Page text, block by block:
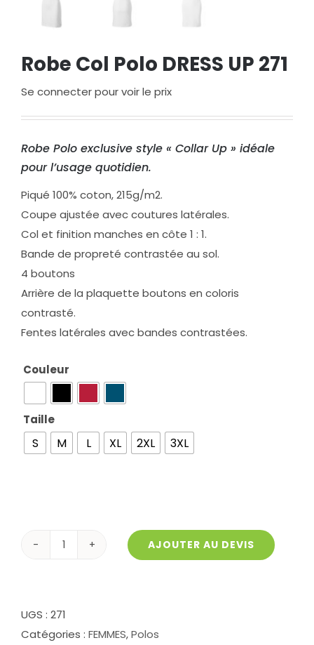
Robe Col Polo DRESS UP 271
Se connecter pour voir le prix
Robe Polo exclusive style « Collar Up » idéale
pour l’usage quotidien.
Piqué 100% coton, 215g/m2.
Coupe ajustée avec coutures latérales.
Col et finition manches en côte 1 : 1.
Bande de propreté contrastée au sol.
4 boutons
Arrière de la plaquette boutons en coloris
contrasté.
Fentes latérales avec bandes contrastées.
Couleur
Taille
S M L XL 2XL 3XL
quantité
Col
Polo
AJOUTER AU DEVIS
UGS : 271
Catégories : FEMMES,Polos